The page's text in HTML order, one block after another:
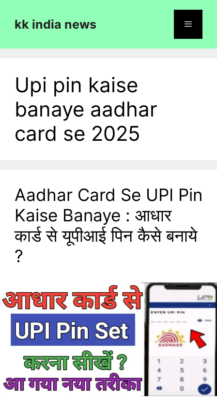
contentkk india news
Upi pin kaise
banaye aadhar
card se 2025
Aadhar Card Se UPI Pin
Kaise Banaye : आधार
कार्ड से यूपीआई पिन कैसे बनाये
?